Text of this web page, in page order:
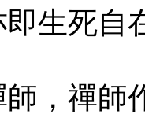
生死自
，禪師